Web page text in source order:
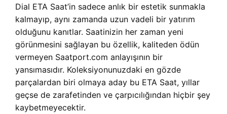
Dial ETA Saat’in sadece anlık bir estetik sunmakla
kalmayıp, aynı zamanda uzun vadeli bir yatırım
olduğunu kanıtlar. Saatinizin her zaman yeni
görünmesini sağlayan bu özellik, kaliteden ödün
vermeyen Saatport.com anlayışının bir
yansımasıdır. Koleksiyonunuzdaki en gözde
parçalardan biri olmaya aday bu ETA Saat, yıllar
geçse de zarafetinden ve çarpıcılığından hiçbir şey
kaybetmeyecektir.